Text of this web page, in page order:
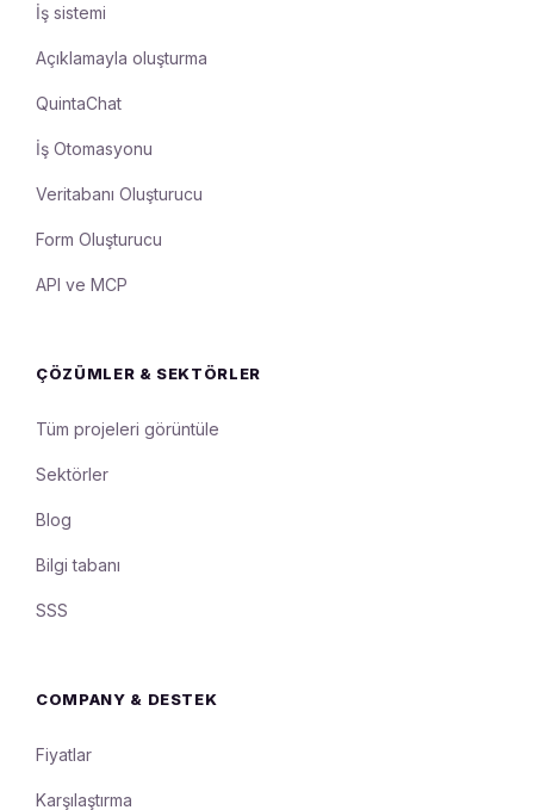
İş sistemi
Açıklamayla oluşturma
QuintaChat
İş Otomasyonu
Veritabanı Oluşturucu
Form Oluşturucu
API ve MCP
ÇÖZÜMLER & SEKTÖRLER
Tüm projeleri görüntüle
Sektörler
Blog
Bilgi tabanı
SSS
COMPANY & DESTEK
Fiyatlar
Karşılaştırma